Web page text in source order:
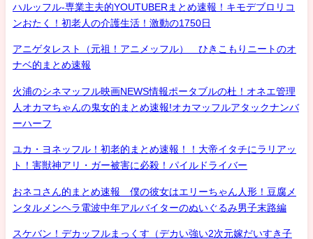
ハルッフル-専業主夫的YOUTUBERまとめ速報！キモデブロリコ
ンおたく！初老人の介護生活！激動の1750日
アニゲタレスト（元祖！アニメッフル） ひきこもりニートのオ
ナベ的まとめ速報
火浦のシネマッフル映画NEWS情報ポータブルの杜！オネエ管理
人オカマちゃんの鬼女的まとめ速報!オカマッフルアタックナンバ
ーハーフ
ユカ・ヨネッフル！初老的まとめ速報！！大帝イタチにラリアッ
ト！害獣神アリ・ガー被害に必殺！パイルドライバー
おネコさん的まとめ速報 僕の彼女はエリーちゃん人形！豆腐メ
ンタルメンヘラ電波中年アルバイターのぬいぐるみ男子末路編
スケバン！デカッフルまっくす（デカい強い2次元嫁だいすき子